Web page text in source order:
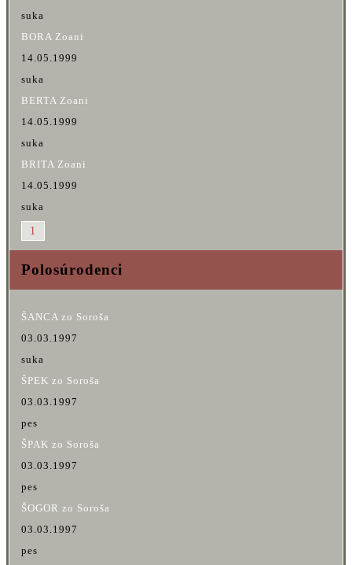
suka
BORA Zoani
14.05.1999
suka
BERTA Zoani
14.05.1999
suka
BRITA Zoani
14.05.1999
suka
1
Polosúrodenci
ŠANCA zo Soroša
03.03.1997
suka
ŠPEK zo Soroša
03.03.1997
pes
ŠPAK zo Soroša
03.03.1997
pes
ŠOGOR zo Soroša
03.03.1997
pes